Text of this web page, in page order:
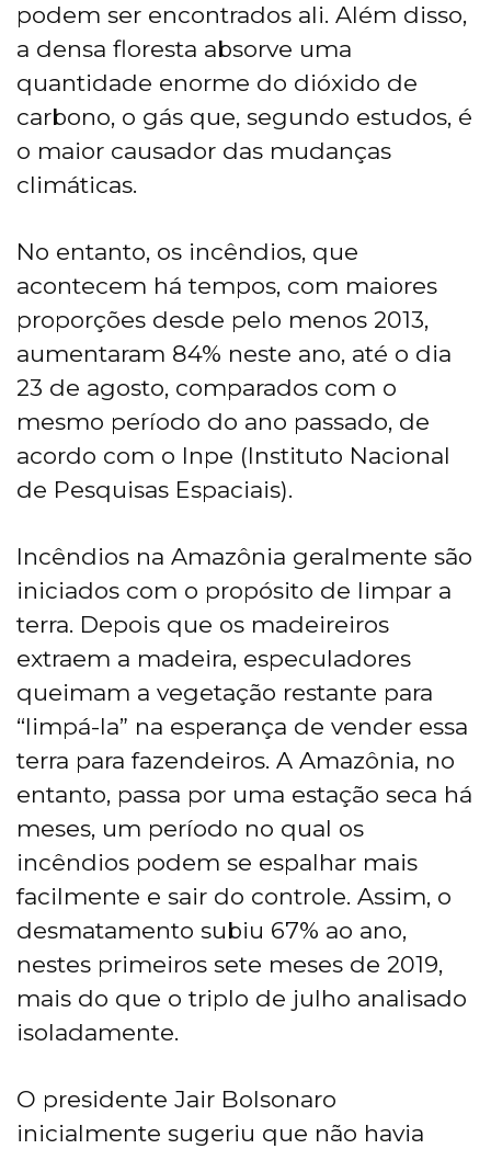
podem ser encontrados ali. Além disso,
a densa floresta absorve uma
quantidade enorme do dióxido de
carbono, o gás que, segundo estudos, é
o maior causador das mudanças
climáticas.
No entanto, os incêndios, que
acontecem há tempos, com maiores
proporções desde pelo menos 2013,
aumentaram 84% neste ano, até o dia
23 de agosto, comparados com o
mesmo período do ano passado, de
acordo com o Inpe (Instituto Nacional
de Pesquisas Espaciais).
Incêndios na Amazônia geralmente são
iniciados com o propósito de limpar a
terra. Depois que os madeireiros
extraem a madeira, especuladores
queimam a vegetação restante para
“limpá-la” na esperança de vender essa
terra para fazendeiros. A Amazônia, no
entanto, passa por uma estação seca há
meses, um período no qual os
incêndios podem se espalhar mais
facilmente e sair do controle. Assim, o
desmatamento subiu 67% ao ano,
nestes primeiros sete meses de 2019,
mais do que o triplo de julho analisado
isoladamente.
O presidente Jair Bolsonaro
inicialmente sugeriu que não havia